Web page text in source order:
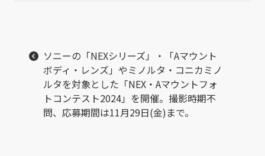
ソニーの「NEXシリーズ」・「Aマウント
ボディ・レンズ」やミノルタ・コニカミノ
ルタを対象とした「NEX・Aマウントフォ
トコンテスト2024」を開催。撮影時期不
問、応募期間は11月29日(金)まで。